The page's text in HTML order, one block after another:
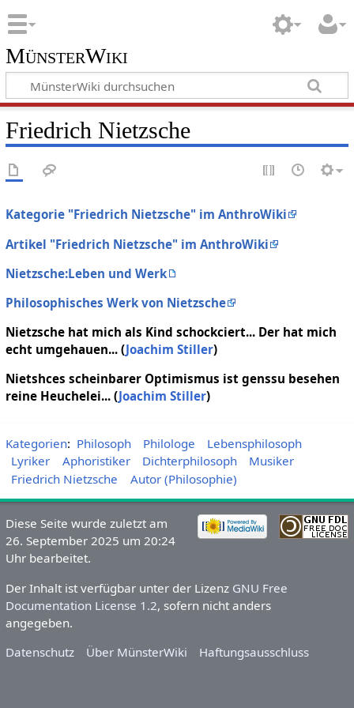
MünsterWiki
Friedrich Nietzsche
Kategorie "Friedrich Nietzsche" im AnthroWiki
Artikel "Friedrich Nietzsche" im AnthroWiki
Nietzsche:Leben und Werk
Philosophisches Werk von Nietzsche
Nietzsche hat mich als Kind schockciert... Der hat mich
echt umgehauen... (Joachim Stiller)
Nietshces scheinbarer Optimismus ist genssu besehen
reine Heuchelei... (Joachim Stiller)
Kategorien: Philosoph Philologe
Lebensphilosoph
Lyriker
Aphoristiker Dichterphilosoph
Musiker
Friedrich Nietzsche
Autor (Philosophie)
Diese Seite wurde zuletzt am
26. September 2025 um 20:24
Uhr bearbeitet.
Der Inhalt ist verfügbar unter der Lizenz GNU Free
Documentation License 1.2, sofern nicht anders
angegeben.
Datenschutz
Über MünsterWiki Haftungsausschluss